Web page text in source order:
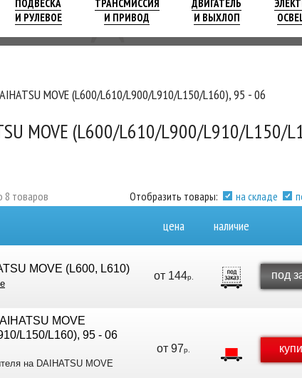
ПОДВЕСКА
И РУЛЕВОЕ
ТРАНСМИССИЯ
И ПРИВОД
ДВИГАТЕЛЬ
И ВЫХЛОП
MOVE (L600/L610/L900/L910/L150/L160), 95 - 06
MOVE (L600/L610/L900/L910/L150/
8 товаров Отобразить товары: на складе
цена наличие
MOVE (L600, L610)
от 144р. под
MOVE
L150/L160), 95 - 06
на DAIHATSU MOVE
от 97р.